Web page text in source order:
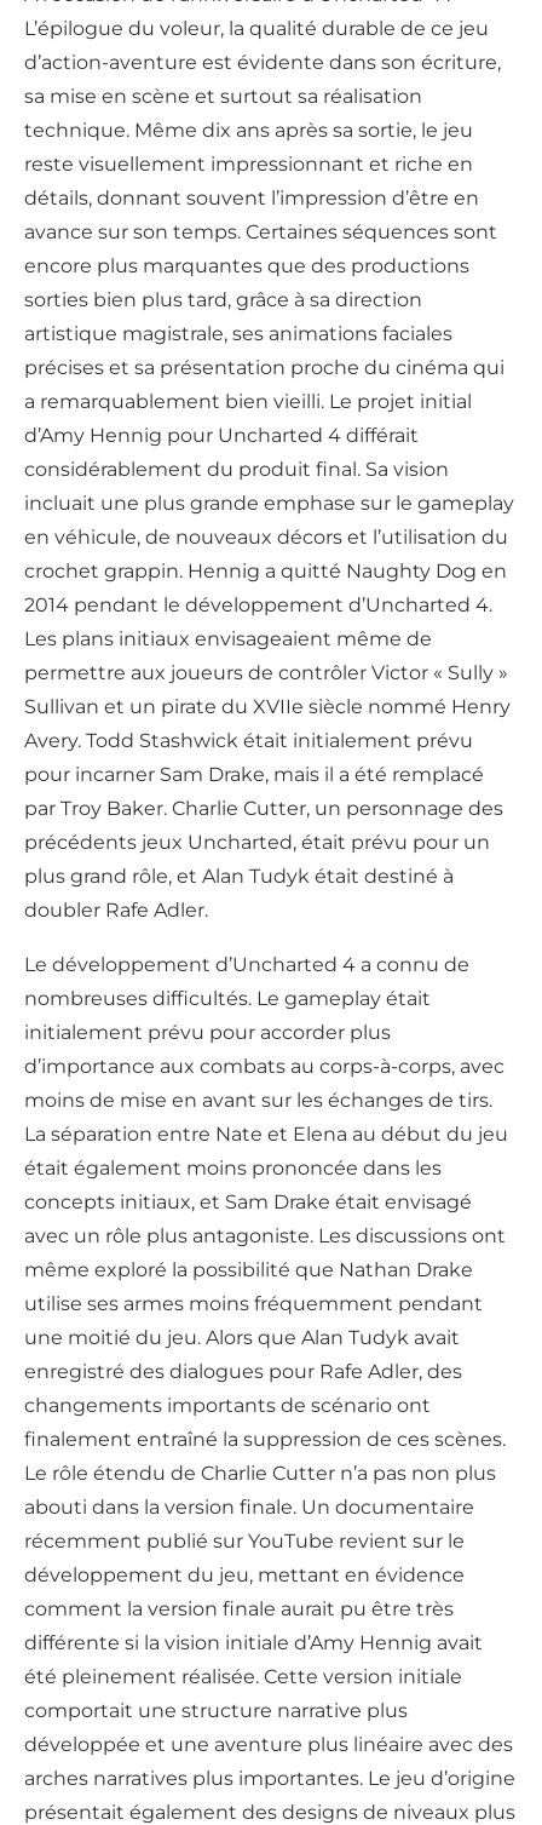
L’épilogue du voleur, la qualité durable de ce jeu
d’action-aventure est évidente dans son écriture,
sa mise en scène et surtout sa réalisation
technique. Même dix ans après sa sortie, le jeu
reste visuellement impressionnant et riche en
détails, donnant souvent l’impression d’être en
avance sur son temps. Certaines séquences sont
encore plus marquantes que des productions
sorties bien plus tard, grâce à sa direction
artistique magistrale, ses animations faciales
précises et sa présentation proche du cinéma qui
a remarquablement bien vieilli. Le projet initial
d’Amy Hennig pour Uncharted 4 différait
considérablement du produit final. Sa vision
incluait une plus grande emphase sur le gameplay
en véhicule, de nouveaux décors et l’utilisation du
crochet grappin. Hennig a quitté Naughty Dog en
2014 pendant le développement d’Uncharted 4.
Les plans initiaux envisageaient même de
permettre aux joueurs de contrôler Victor « Sully »
Sullivan et un pirate du XVIIe siècle nommé Henry
Avery. Todd Stashwick était initialement prévu
pour incarner Sam Drake, mais il a été remplacé
par Troy Baker. Charlie Cutter, un personnage des
précédents jeux Uncharted, était prévu pour un
plus grand rôle, et Alan Tudyk était destiné à
doubler Rafe Adler.
Le développement d’Uncharted 4 a connu de
nombreuses difficultés. Le gameplay était
initialement prévu pour accorder plus
d’importance aux combats au corps-à-corps, avec
moins de mise en avant sur les échanges de tirs.
La séparation entre Nate et Elena au début du jeu
était également moins prononcée dans les
concepts initiaux, et Sam Drake était envisagé
avec un rôle plus antagoniste. Les discussions ont
même exploré la possibilité que Nathan Drake
utilise ses armes moins fréquemment pendant
une moitié du jeu. Alors que Alan Tudyk avait
enregistré des dialogues pour Rafe Adler, des
changements importants de scénario ont
finalement entraîné la suppression de ces scènes.
Le rôle étendu de Charlie Cutter n’a pas non plus
abouti dans la version finale. Un documentaire
récemment publié sur YouTube revient sur le
développement du jeu, mettant en évidence
comment la version finale aurait pu être très
différente si la vision initiale d’Amy Hennig avait
été pleinement réalisée. Cette version initiale
comportait une structure narrative plus
développée et une aventure plus linéaire avec des
arches narratives plus importantes. Le jeu d’origine
présentait également des designs de niveaux plus